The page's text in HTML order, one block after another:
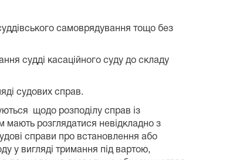
суддівського самоврядування тощо без
судді касаційного суду до складу
судових справ.
щодо розподілу справ із
мають розглядатися невідкладно з
справи про встановлення або
у вигляді тримання під вартою,